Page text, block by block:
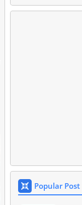
Popular Post